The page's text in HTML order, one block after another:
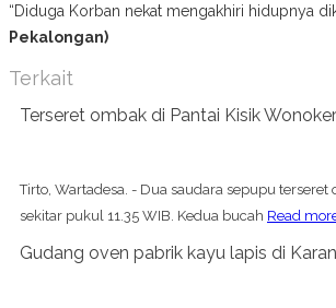
“Diduga Korban nekat mengakhiri hidupnya
Pekalongan)
Terkait
Terseret ombak di Pantai Kisik
Tirto, Wartadesa. - Dua saudara sepupu
sekitar pukul 11.35 WIB. Kedua bucah Read
Gudang oven pabrik kayu lapis di